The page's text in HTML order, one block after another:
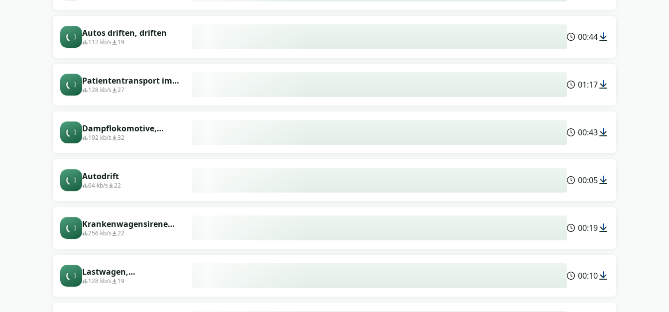
Autos driften, driften
112 kb/s 19 00:44
Patiententransport im
Krankenwagen mit Sirene
128 kb/s 27 01:17
Dampflokomotive,
Durchfahrt mit
192 kb/s 32 00:43
Autodrift
64 kb/s 22 00:05
Krankenwagensirene
(Mitte des 20.
256 kb/s 22 00:19
Lastwagen,
vorbeifahrender
128 kb/s 19 00:10